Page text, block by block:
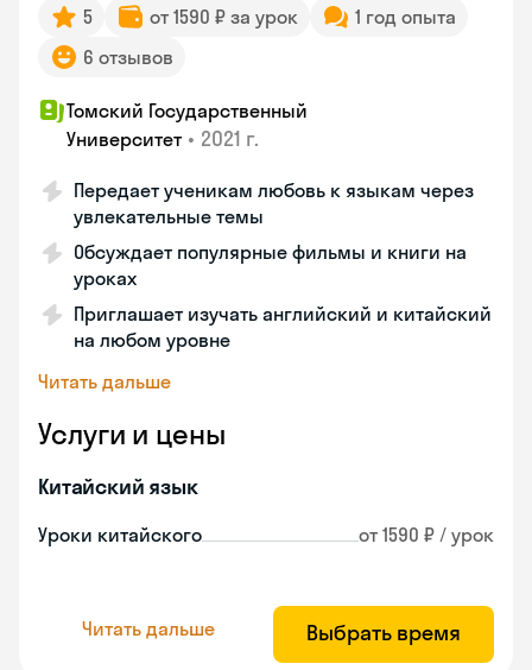
5 от 1590 ₽ за урок
1 год опыта
6 отзывов
Томский Государственный
Университет • 2021 г.
Передает ученикам любовь к языкам через
увлекательные темы
Обсуждает популярные фильмы и книги на
уроках
Приглашает изучать английский и китайский
на любом уровне
Читать дальше
Услуги и цены
Китайский язык
Уроки китайского от 1590 ₽ / урок
Читать дальше Выбрать время